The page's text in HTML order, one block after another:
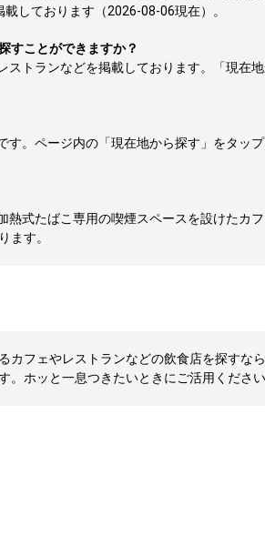
しております（2026-08-06現在）。
すことができますか？
トランなどを掲載しております。「現在
。ページ内の「現在地から探す」をタッ
式たばこ専用の喫煙スペースを設けたカ
ます。
フェやレストランなどの飲食店を探すなら
ホッと一息つきたいときにご活用ください